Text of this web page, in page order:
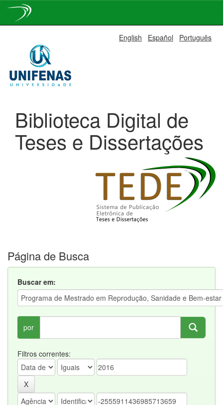
navigation
English Español Português
Biblioteca Digital de
Teses e Dissertações
Página de Busca
Buscar em:
por
Filtros correntes: